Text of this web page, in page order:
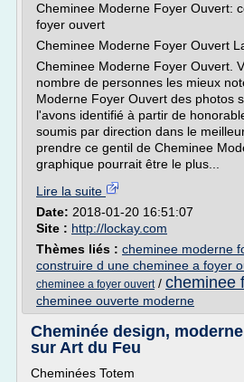
Cheminee Moderne Foyer Ouvert:
foyer ouvert
Cheminee Moderne Foyer Ouvert
Cheminee Moderne Foyer Ouvert.
nombre de personnes les mieux
Moderne Foyer Ouvert des photos
l'avons identifié à partir de
soumis par direction dans le
prendre ce gentil de Cheminee
graphique pourrait être le plus...
Lire la suite
Date: 2018-01-20 16:51:07
Site : http://lockay.com
Thèmes liés : cheminee moderne
construire d une cheminee a foyer
cheminee a foyer ouvert/ cheminee
cheminee ouverte moderne
Cheminée design,
sur Art du Feu
Cheminées Totem